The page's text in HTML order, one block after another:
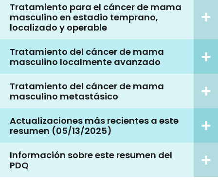
Tratamiento para el cáncer de mama
masculino en estadio temprano,
localizado y operable
Tratamiento del cáncer de mama
masculino localmente avanzado
Tratamiento del cáncer de mama
masculino metastásico
Actualizaciones más recientes a este
resumen (05/13/2025)
Información sobre este resumen del
PDQ